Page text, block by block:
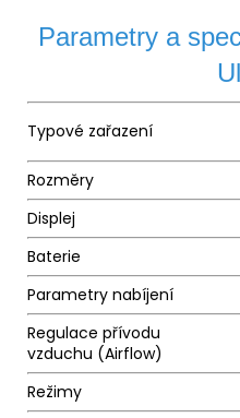
Parametry a
Typové zařazení
Rozměry
Displej
Baterie
Parametry nabíjení
Regulace přívodu
vzduchu (Airflow)
Režimy